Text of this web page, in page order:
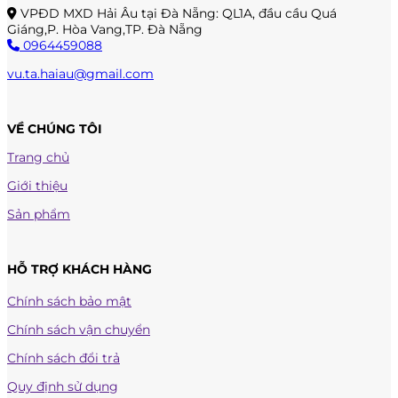
VPĐD MXD Hải Âu tại Đà Nẵng: QL1A, đầu cầu Quá
Giáng,P. Hòa Vang,TP. Đà Nẵng
0964459088
vu.ta.haiau@gmail.com
VỀ CHÚNG TÔI
Trang chủ
Giới thiệu
Sản phẩm
HỖ TRỢ KHÁCH HÀNG
Chính sách bảo mật
Chính sách vận chuyển
Chính sách đổi trả
Quy định sử dụng